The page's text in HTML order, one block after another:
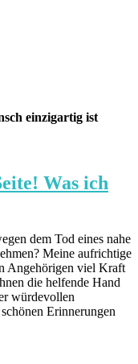
einzigartig ist
Was ich
dem Tod eines nahe
Meine aufrichtige
Angehörigen viel Kraft
die helfende Hand
würdevollen
Erinnerungen